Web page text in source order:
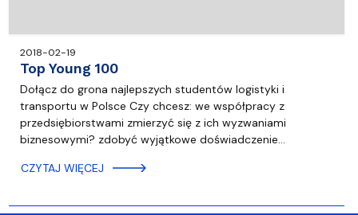
2018-02-19
Top Young 100
Dołącz do grona najlepszych studentów logistyki i
transportu w Polsce Czy chcesz: we współpracy z
przedsiębiorstwami zmierzyć się z ich wyzwaniami
biznesowymi? zdobyć wyjątkowe doświadczenie…
CZYTAJ WIĘCEJ